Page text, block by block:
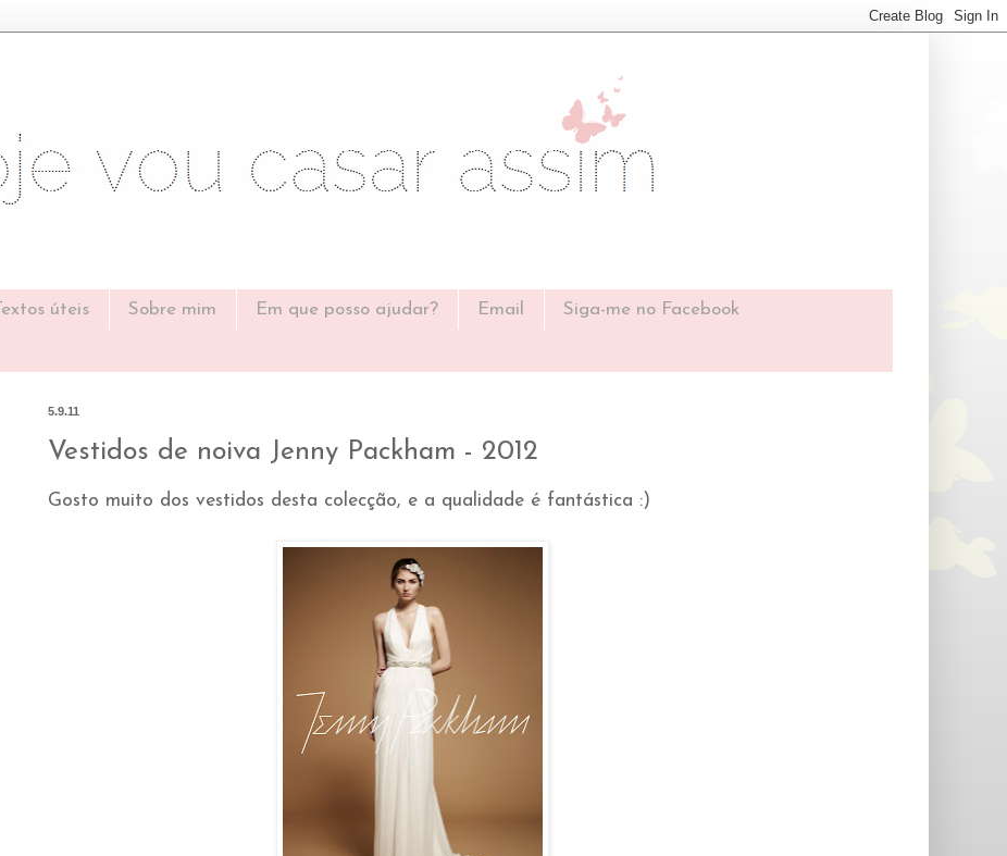
Textos úteis Sobre mim Em que posso ajudar? Email Siga-me no Facebook
5.9.11
Vestidos de noiva Jenny Packham - 2012
Gosto muito dos vestidos desta colecção, e a qualidade é fantástica :)